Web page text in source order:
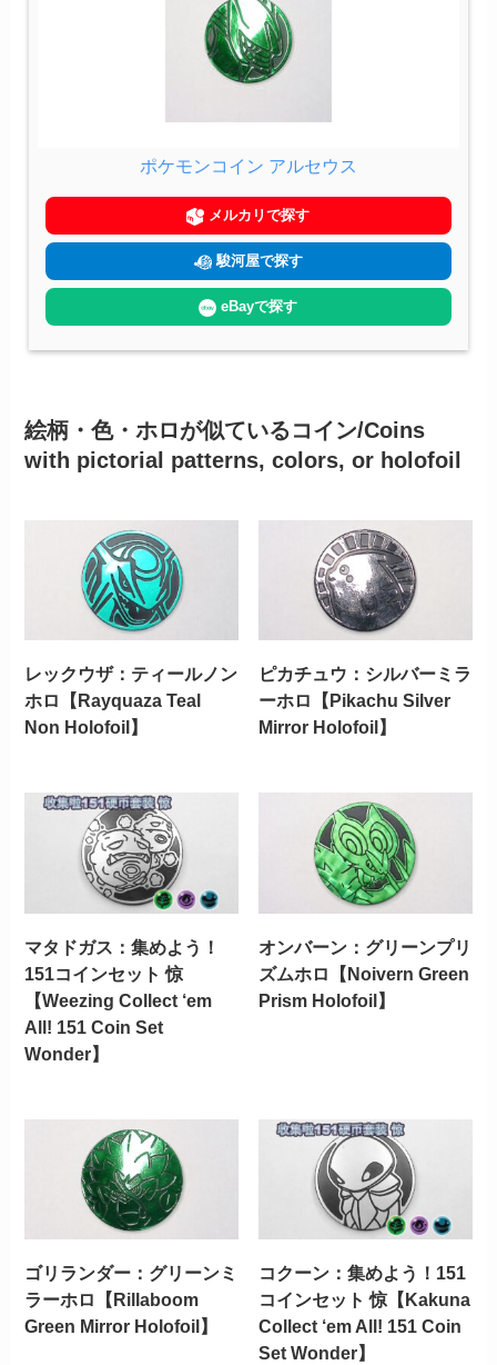
ポケモンコイン アルセウス
メルカリで探す
駿河屋で探す
eBayで探す
絵柄・色・ホロが似ているコイン/Coins
with pictorial patterns, colors, or holofoil
レックウザ：ティールノン
ホロ【Rayquaza Teal
Non Holofoil】
ピカチュウ：シルバーミラ
ーホロ【Pikachu Silver
Mirror Holofoil】
マタドガス：集めよう！
151コインセット 惊
【Weezing Collect ‘em
All! 151 Coin Set
Wonder】
オンバーン：グリーンプリ
ズムホロ【Noivern Green
Prism Holofoil】
ゴリランダー：グリーンミ
ラーホロ【Rillaboom
Green Mirror Holofoil】
コクーン：集めよう！151
コインセット 惊【Kakuna
Collect ‘em All! 151 Coin
Set Wonder】